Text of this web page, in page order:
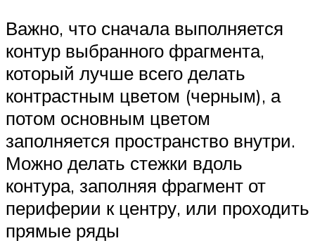
Важно, что сначала выполняется
контур выбранного фрагмента,
который лучше всего делать
контрастным цветом (черным), а
потом основным цветом
заполняется пространство внутри.
Можно делать стежки вдоль
контура, заполняя фрагмент от
периферии к центру, или проходить
прямые ряды